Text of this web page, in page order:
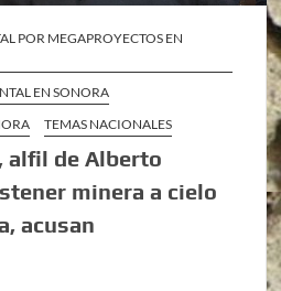
POR MEGAPROYECTOS EN
EN SONORA
TEMAS NACIONALES
alfil de Alberto
minera a cielo
acusan